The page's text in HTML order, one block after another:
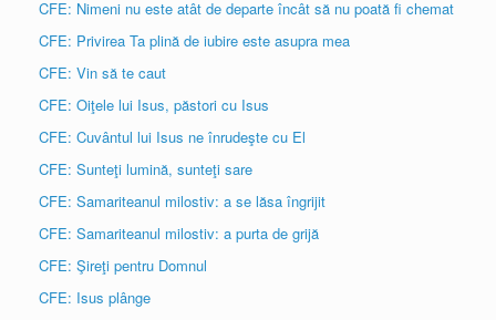
CFE: Nimeni nu este atât de departe încât să nu poată fi chemat
CFE: Privirea Ta plină de iubire este asupra mea
CFE: Vin să te caut
CFE: Oiţele lui Isus, păstori cu Isus
CFE: Cuvântul lui Isus ne înrudeşte cu El
CFE: Sunteţi lumină, sunteţi sare
CFE: Samariteanul milostiv: a se lăsa îngrijit
CFE: Samariteanul milostiv: a purta de grijă
CFE: Şireţi pentru Domnul
CFE: Isus plânge